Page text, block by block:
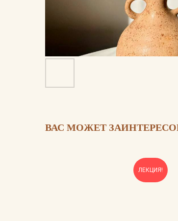
ВАС МОЖЕТ
ЛЕКЦИЯ!